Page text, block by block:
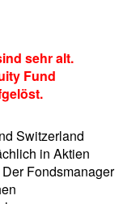
sehr alt.
Fund
Switzerland
in Aktien
Fondsmanager